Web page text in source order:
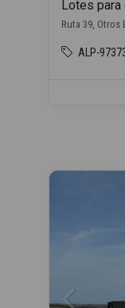
Ruta 39, Otros
ALP-